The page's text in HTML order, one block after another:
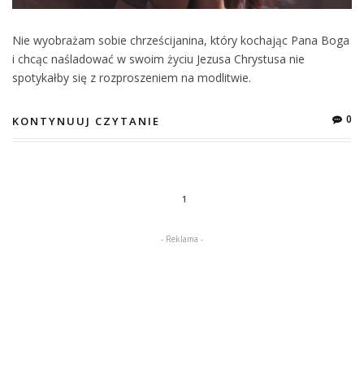
Nie wyobrażam sobie chrześcijanina, który kochając Pana Boga
i chcąc naśladować w swoim życiu Jezusa Chrystusa nie
spotykałby się z rozproszeniem na modlitwie.
KONTYNUUJ CZYTANIE 0
1
- Reklama -